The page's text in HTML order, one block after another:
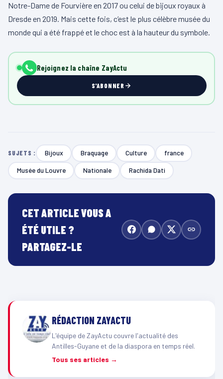
Notre-Dame de Fourvière en 2017 ou celui de bijoux royaux à
Dresde en 2019. Mais cette fois, c’est le plus célèbre musée du
monde qui a été frappé et le choc est à la hauteur du symbole.
Rejoignez la chaîne ZayActu
S'ABONNER
SUJETS : Bijoux Braquage Culture france
Musée du Louvre Nationale Rachida Dati
CET ARTICLE VOUS A
ÉTÉ UTILE ?
PARTAGEZ-LE
RÉDACTION ZAYACTU
L'équipe de ZayActu couvre l'actualité des
Antilles-Guyane et de la diaspora en temps réel.
Tous ses articles →